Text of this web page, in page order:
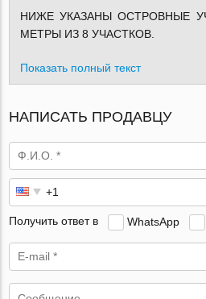
НИЖЕ УКАЗАНЫ ОСТРОВНЫЕ
МЕТРЫ ИЗ 8 УЧАСТКОВ.
Показать полный текст
НАПИСАТЬ ПРОДАВЦУ
Получить ответ в WhatsApp